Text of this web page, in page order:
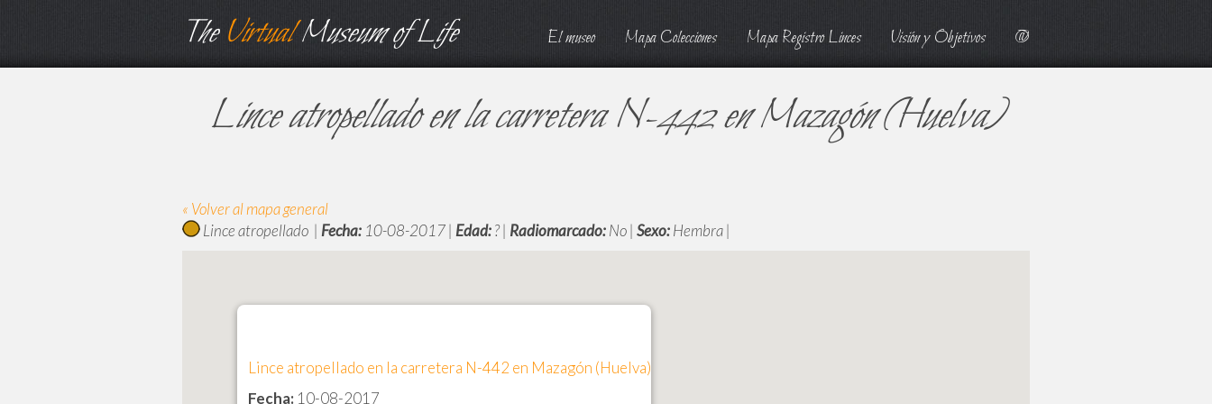
TheVirtualMuseum of Life El museo Mapa Colecciones Mapa Registro Linces Visión y Objetivos @
Lince atropellado en la carretera N-442 en Mazagón (Huelva)
« Volver al mapa general
Lince atropellado | Fecha: 10-08-2017 | Edad:? | Radiomarcado:No | Sexo:Hembra |
Lince atropellado en la carretera N-442 en Mazagón (Huelva)
Fecha: 10-08-2017